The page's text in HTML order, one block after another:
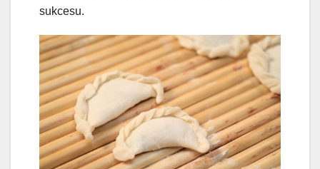
sukcesu.